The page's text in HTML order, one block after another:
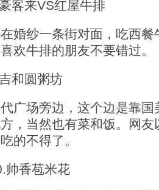
来VS红屋牛排
纱一条街对面，吃西餐
欢牛排的朋友不要错过。
圆粥坊
场旁边，这个边是靠国
，当然也有菜和饭。网
的不得了。
香苞米花